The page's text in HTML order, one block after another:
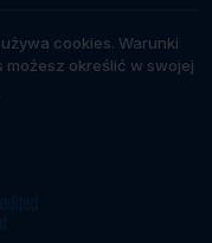
cookies. Warunki
określić w swojej